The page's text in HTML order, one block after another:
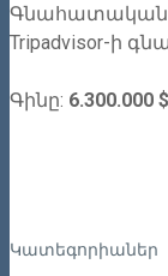
Գնահատականը
Tripadvisor-ի
Գինը: 6.300.000 $
Կատեգորիաներ